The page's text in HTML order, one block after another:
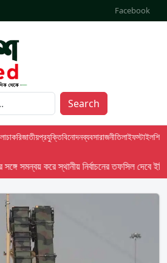
Facebook
Search
চাকরিজাতীয়প্রযুক্তিবিনোদনব্যবসারাজনীতিলাইফস্টাইলশিক্ষা
সমন্বয় করে স্থানীয় নির্বাচনের তফসিল দেবে ইসি;